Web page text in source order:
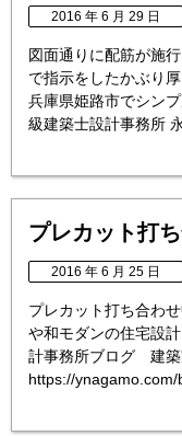
2016 年 6 月 29 日
図面通りに配筋が施
で指示をしたかぶり
兵庫県姫路市でシン
級建築士設計事務所
プレカット打
2016 年 6 月 25 日
プレカット打ち合わ
や和モダンの住宅設
計事務所ブログ 建
https://ynagamo.com/